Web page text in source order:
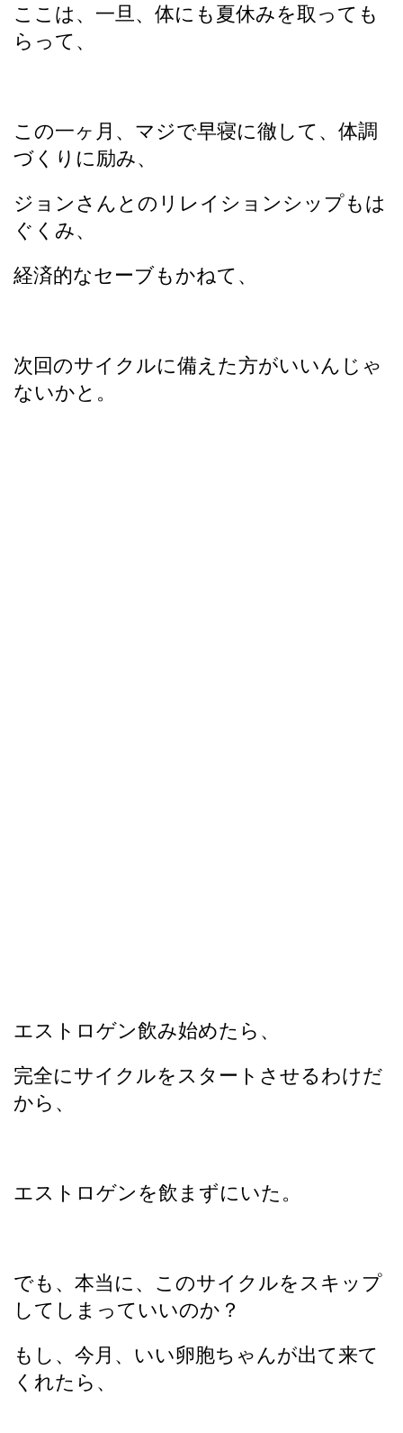
ここは、一旦、体にも夏休みを取っても
らって、
この一ヶ月、マジで早寝に徹して、体調
づくりに励み、
ジョンさんとのリレイションシップもは
ぐくみ、
経済的なセーブもかねて、
次回のサイクルに備えた方がいいんじゃ
ないかと。
エストロゲン飲み始めたら、
完全にサイクルをスタートさせるわけだ
から、
エストロゲンを飲まずにいた。
でも、本当に、このサイクルをスキップ
してしまっていいのか？
もし、今月、いい卵胞ちゃんが出て来て
くれたら、